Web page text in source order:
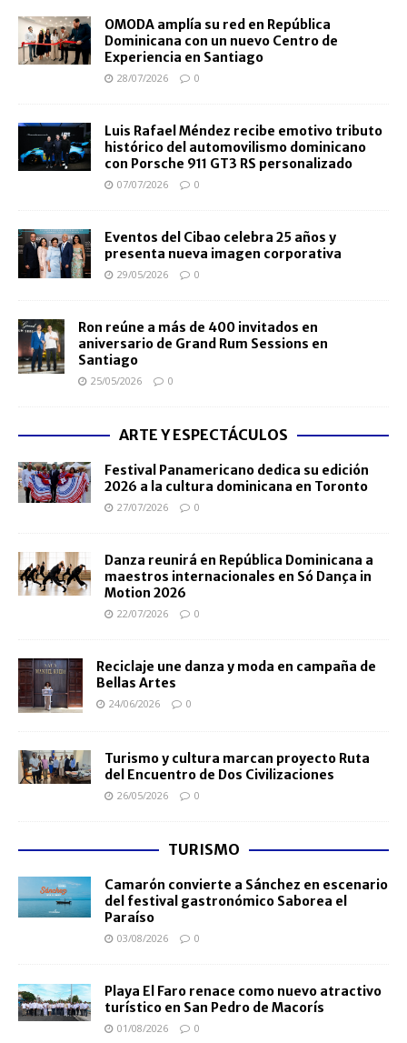
OMODA amplía su red en República
Dominicana con un nuevo Centro de
Experiencia en Santiago
28/07/2026 0
Luis Rafael Méndez recibe emotivo tributo
histórico del automovilismo dominicano
con Porsche 911 GT3 RS personalizado
07/07/2026 0
Eventos del Cibao celebra 25 años y
presenta nueva imagen corporativa
29/05/2026 0
Ron reúne a más de 400 invitados en
aniversario de Grand Rum Sessions en
Santiago
25/05/2026 0
ARTE Y ESPECTÁCULOS
Festival Panamericano dedica su edición
2026 a la cultura dominicana en Toronto
27/07/2026 0
Danza reunirá en República Dominicana a
maestros internacionales en Só Dança in
Motion 2026
22/07/2026 0
Reciclaje une danza y moda en campaña de
Bellas Artes
24/06/2026 0
Turismo y cultura marcan proyecto Ruta
del Encuentro de Dos Civilizaciones
26/05/2026 0
TURISMO
Camarón convierte a Sánchez en escenario
del festival gastronómico Saborea el
Paraíso
03/08/2026 0
Playa El Faro renace como nuevo atractivo
turístico en San Pedro de Macorís
01/08/2026 0